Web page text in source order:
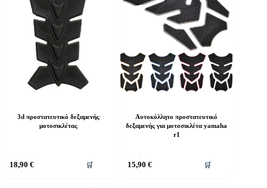
3d προστατευτικό δεξαμενής
μοτοσικλέτας
18,90 € 🛒
Αυτοκόλλητο προστατευτικό
δεξαμενής για μοτοσικλέτα yamaha
r1
15,90 € 🛒